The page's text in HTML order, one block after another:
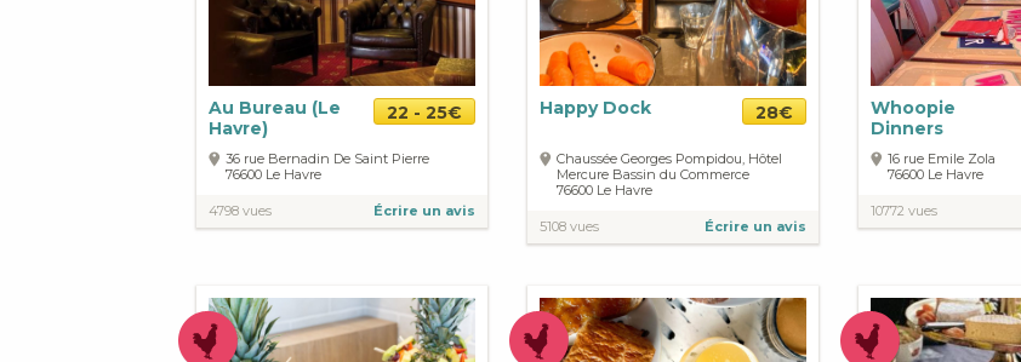
Au Bureau (Le
Havre)
22 - 25€
36 rue Bernadin De Saint Pierre
76600 Le Havre
4798 vues Écrire un avis
Happy Dock 28€
Chaussée Georges Pompidou, Hôtel
Mercure Bassin du Commerce
76600 Le Havre
5108 vues Écrire un avis
Whoopie
Dinners
16 rue Emile Zola
76600 Le Havre
10772 vues